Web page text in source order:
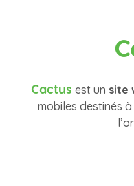
Cactus est un site
mobiles destinés